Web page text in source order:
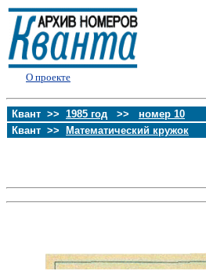
О проекте
Квант >> 1985 год >> номер 10
Квант >>
Математический кружок